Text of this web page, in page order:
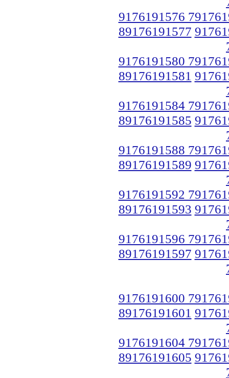
9176191576
89176191577
9176191580
89176191581
9176191584
89176191585
9176191588
89176191589
9176191592
89176191593
9176191596
89176191597
9176191600
89176191601
9176191604
89176191605